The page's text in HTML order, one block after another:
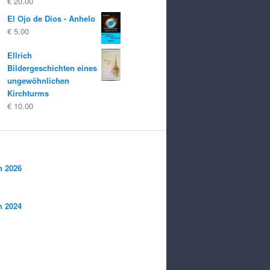
El Ojo de Dios - Anhelo
€ 5.00
Ellrich
Bildergeschichten eines
ungewöhnlichen
Kirchturms
€ 10.00
2026
2024